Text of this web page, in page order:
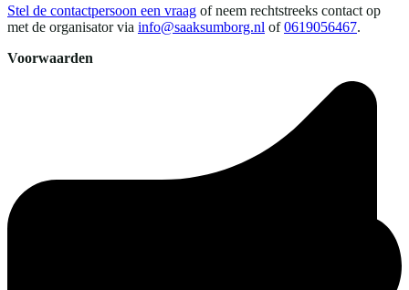
Stel de contactpersoon een vraag of neem rechtstreeks contact op
met de organisator via info@saaksumborg.nl of 0619056467.
Voorwaarden